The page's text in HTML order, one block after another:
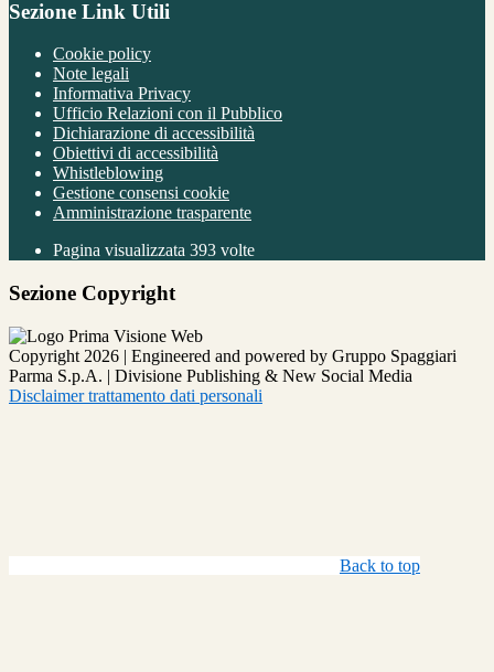
Sezione Link Utili
Cookie policy
Note legali
Informativa Privacy
Ufficio Relazioni con il Pubblico
Dichiarazione di accessibilità
Obiettivi di accessibilità
Whistleblowing
Gestione consensi cookie
Amministrazione trasparente
Pagina visualizzata 393 volte
Sezione Copyright
Copyright 2026 | Engineered and powered by Gruppo Spaggiari
Parma S.p.A. | Divisione Publishing & New Social Media
Disclaimer trattamento dati personali
Back to top